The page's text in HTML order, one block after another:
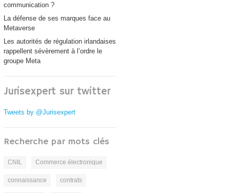
communication ?
La défense de ses marques face au
Metaverse
Les autorités de régulation irlandaises
rappellent sévèrement à l’ordre le
groupe Meta
Jurisexpert sur twitter
Tweets by @Jurisexpert
Recherche par mots clés
CNIL Commerce électronique
connaissance contrats